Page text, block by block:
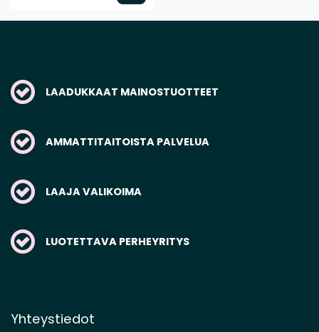
LAADUKKAAT MAINOSTUOTTEET
AMMATTITAITOISTA PALVELUA
LAAJA VALIKOIMA
LUOTETTAVA PERHEYRITYS
Yhteystiedot